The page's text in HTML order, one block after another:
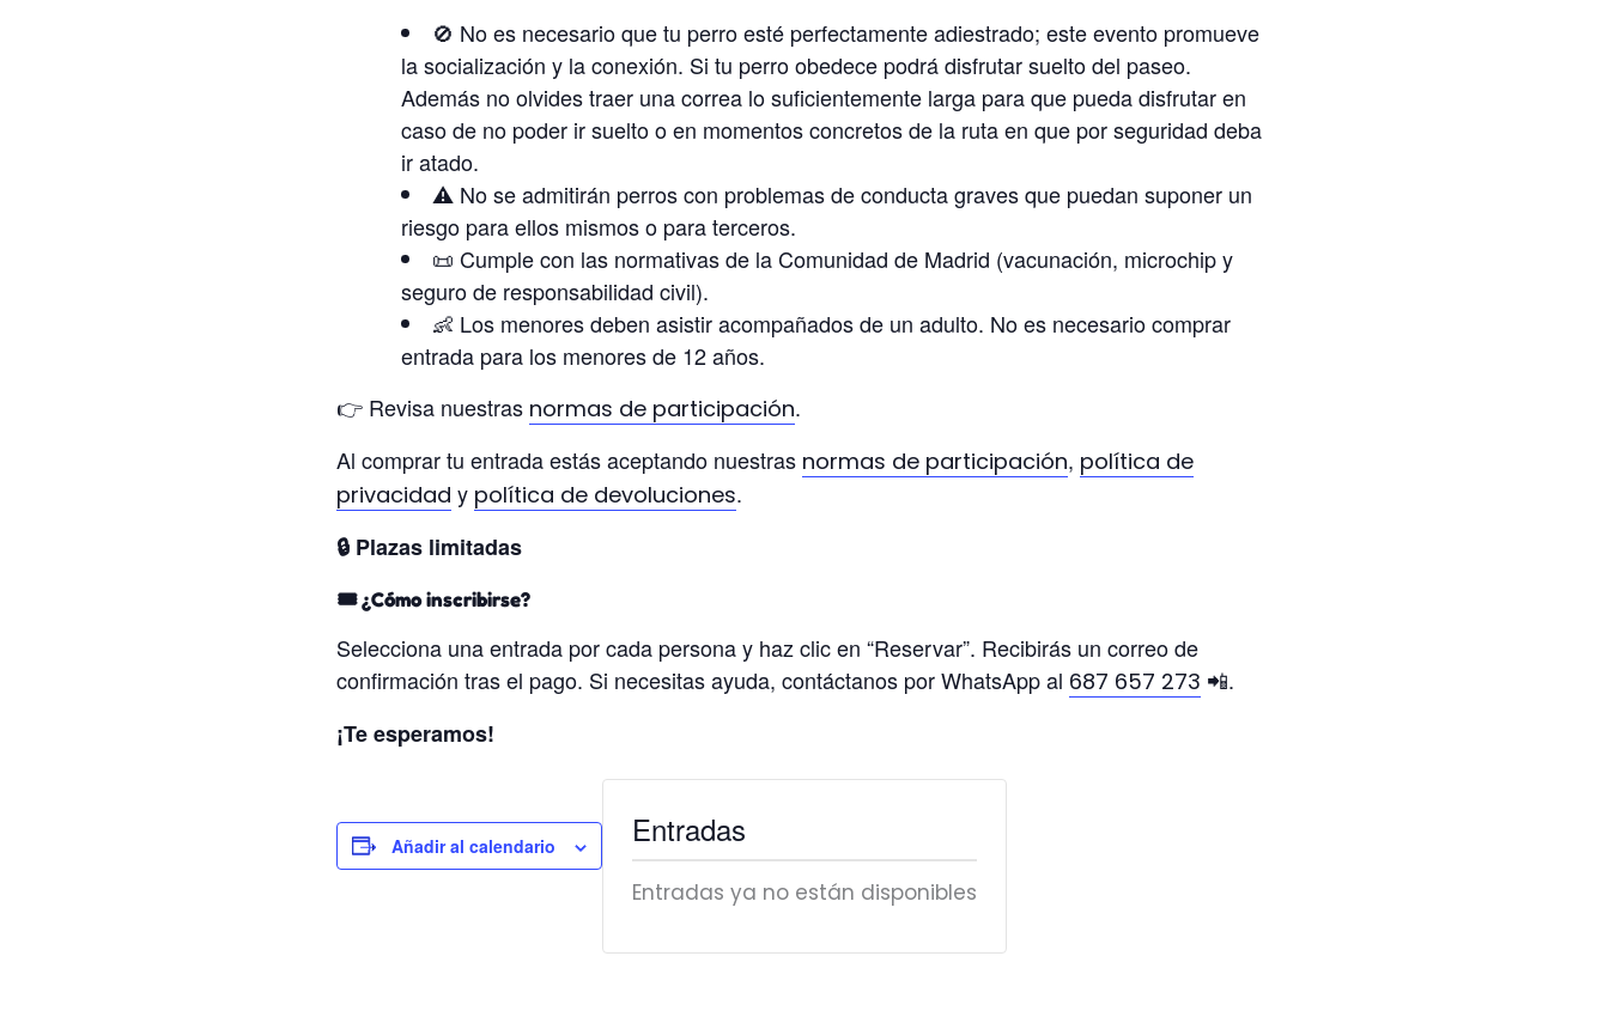
🚫 No es necesario que tu perro esté perfectamente adiestrado; este evento promueve
la socialización y la conexión. Si tu perro obedece podrá disfrutar suelto del paseo.
Además no olvides traer una correa lo suficientemente larga para que pueda disfrutar en
caso de no poder ir suelto o en momentos concretos de la ruta en que por seguridad deba
ir atado.
⚠️ No se admitirán perros con problemas de conducta graves que puedan suponer un
riesgo para ellos mismos o para terceros.
📜 Cumple con las normativas de la Comunidad de Madrid (vacunación, microchip y
seguro de responsabilidad civil).
👶 Los menores deben asistir acompañados de un adulto. No es necesario comprar
entrada para los menores de 12 años.
👉 Revisa nuestras normas de participación.
Al comprar tu entrada estás aceptando nuestras normas de participación, política de
privacidad y política de devoluciones.
🔒 Plazas limitadas
🎟️ ¿Cómo inscribirse?
Selecciona una entrada por cada persona y haz clic en “Reservar”. Recibirás un correo de
confirmación tras el pago. Si necesitas ayuda, contáctanos por WhatsApp al 687 657 273 📲.
¡Te esperamos!
Añadir al calendario Entradas
Entradas ya no están disponibles